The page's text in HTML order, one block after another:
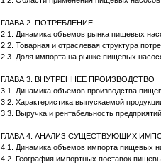
ГЛАВА 2. ПОТРЕБЛЕНИЕ
2.1. Динамика объемов рынка пищевых
2.2. Товарная и отраслевая структура
2.3. Доля импорта на рынке пищевых
ГЛАВА 3. ВНУТРЕННЕЕ ПРОИЗВОДСТВО
3.1. Динамика объемов производства
3.2. Характеристика выпускаемой
3.3. Выручка и рентабельность
ГЛАВА 4. АНАЛИЗ СУЩЕСТВУЮЩИХ
4.1. Динамика объемов импорта пищевых
4.2. География импортных поставок